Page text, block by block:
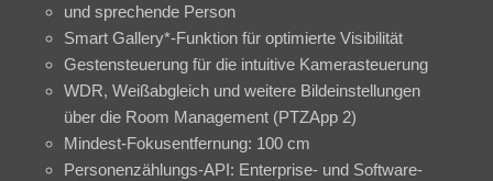
und sprechende Person
Smart Gallery*-Funktion für optimierte Visibilität
Gestensteuerung für die intuitive Kamerasteuerung
WDR, Weißabgleich und weitere Bildeinstellungen
über die Room Management (PTZApp 2)
Mindest-Fokusentfernung: 100 cm
Personenzählungs-API: Enterprise- und Software-